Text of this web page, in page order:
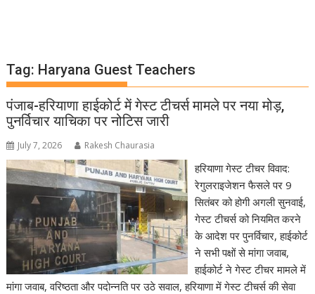
Tag: Haryana Guest Teachers
पंजाब-हरियाणा हाईकोर्ट में गेस्ट टीचर्स मामले पर नया मोड़,
पुनर्विचार याचिका पर नोटिस जारी
July 7, 2026 Rakesh Chaurasia
हरियाणा गेस्ट टीचर विवाद:
रेगुलराइजेशन फैसले पर 9
सितंबर को होगी अगली सुनवाई,
गेस्ट टीचर्स को नियमित करने
के आदेश पर पुनर्विचार, हाईकोर्ट
ने सभी पक्षों से मांगा जवाब,
हाईकोर्ट ने गेस्ट टीचर मामले में
मांगा जवाब, वरिष्ठता और पदोन्नति पर उठे सवाल, हरियाणा में गेस्ट टीचर्स की सेवा